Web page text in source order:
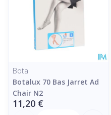
Bota
Botalux 70 Bas Jarret Ad
Chair N2
11,20 €